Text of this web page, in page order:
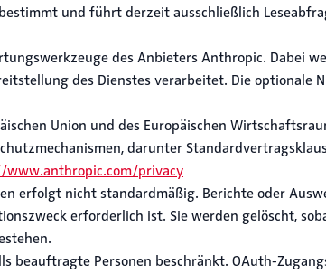
und führt derzeit ausschließlich
des Anbieters Anthropic. Dabei
des Dienstes verarbeitet. Die optionale
Union und des Europäischen
darunter
privacy
erfolgt nicht standardmäßig. Berichte oder
erforderlich ist. Sie werden gelöscht,
Personen beschränkt. OAuth-